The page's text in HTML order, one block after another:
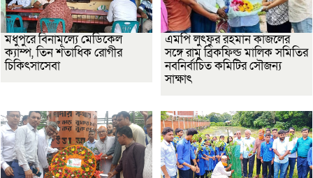
মধুপুরে বিনামূল্যে মেডিকেল
ক্যাম্প, তিন শতাধিক রোগীর
চিকিৎসাসেবা
এমপি লুৎফুর রহমান কাজলের
সঙ্গে রামু ব্রিকফিল্ড মালিক সমিতির
নবনির্বাচিত কমিটির সৌজন্য
সাক্ষাৎ